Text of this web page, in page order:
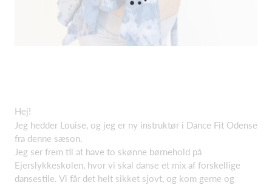
Hej!
Jeg hedder L ouise, og jeg er ny instruktør i Dance Fit Odense
fra denne sæson.
Jeg ser frem til at have to skønne børnehold på
Ejerslykkeskolen, hvor vi skal danse et mix af forskellige
dansestile. Vi får det helt sikket sjovt, og kom gerne og